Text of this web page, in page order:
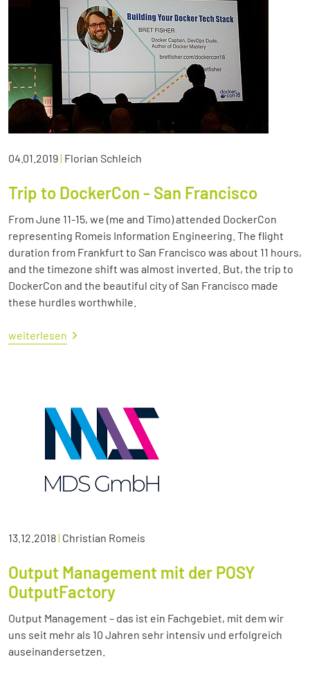
04.01.2019| Florian Schleich
Trip to DockerCon - San Francisco
From June 11-15, we (me and Timo) attended DockerCon
representing Romeis Information Engineering. The flight
duration from Frankfurt to San Francisco was about 11 hours,
and the timezone shift was almost inverted. But, the trip to
DockerCon and the beautiful city of San Francisco made
these hurdles worthwhile.
weiterlesen
13.12.2018| Christian Romeis
Output Management mit der POSY
OutputFactory
Output Management – das ist ein Fachgebiet, mit dem wir
uns seit mehr als 10 Jahren sehr intensiv und erfolgreich
auseinandersetzen.